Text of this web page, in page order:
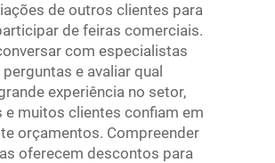
de outros clientes para
de feiras comerciais.
com especialistas
e avaliar qual
experiência no setor,
e muitos clientes confiam em
orçamentos. Compreender
oferecem descontos para